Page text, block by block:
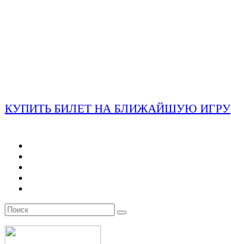
КУПИТЬ БИЛЕТ НА БЛИЖАЙШУЮ ИГРУ